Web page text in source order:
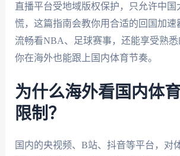
直播平台受地域版权保护，只允许中国
慌，这篇指南会教你用合适的回国加速
流畅看NBA、足球赛事，还能享受熟
你在海外也能跟上国内体育节奏。
为什么海外看国内体
限制？
国内的央视频、B站、抖音等平台，对